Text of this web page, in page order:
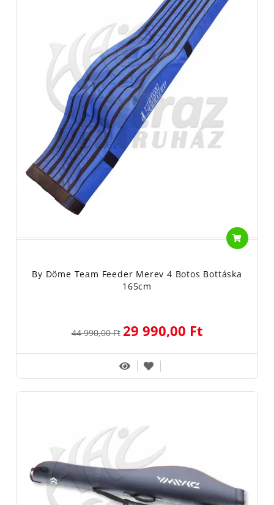
By Döme Team Feeder Merev 4 Botos Bottáska
165cm
44 990,00 Ft 29 990,00 Ft